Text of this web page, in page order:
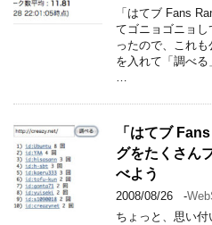
「はてブ Fans
てゴニョゴニョし
ったので、これ
を入れて「調べ
…
「はてブ
グをたくさん
べよう
2008/08/26 -
ちょっと、思い